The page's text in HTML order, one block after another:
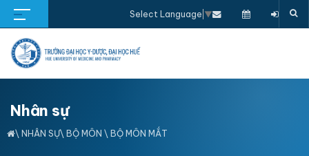
Select Language ▼
Nhân sự
\ NHÂN SỰ\ BỘ MÔN \ BỘ MÔN MẮT